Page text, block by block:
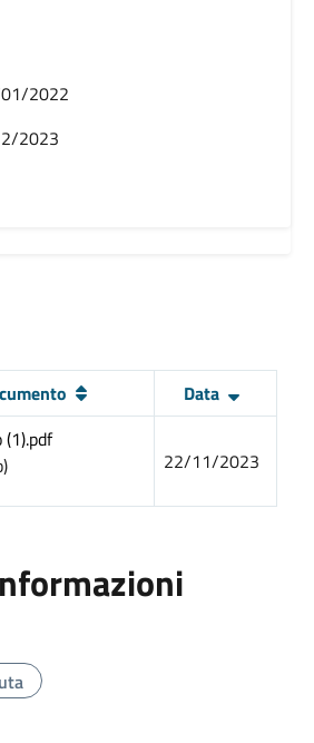
2022
2023
Data
22/11/2023